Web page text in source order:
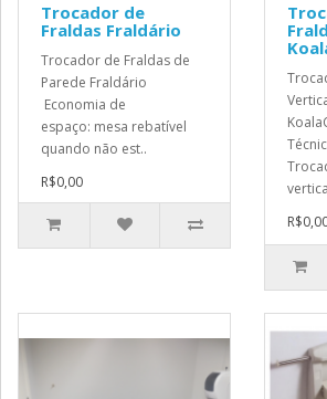
Trocador de
Fraldas Fraldário
Trocador de Fraldas de
Parede Fraldário
Economia de
espaço: mesa rebatível
quando não est..
R$0,00